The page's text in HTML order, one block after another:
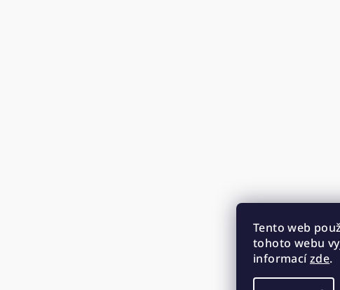
Tento web
tohoto webu
informacízde.